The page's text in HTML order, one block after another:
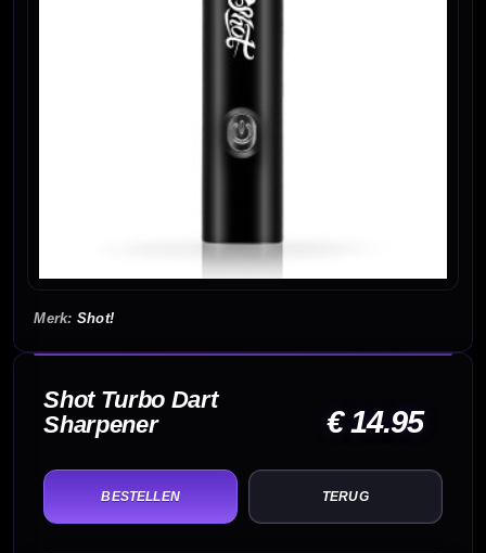
Shot!
Shot Turbo Dart
Sharpener
€ 14.95
TERUG